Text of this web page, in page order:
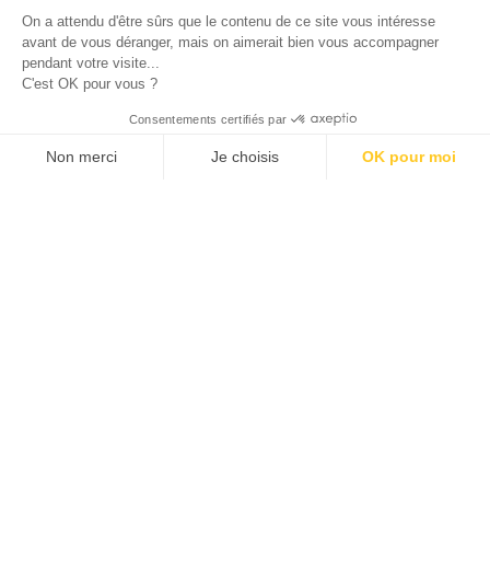
eshop@allanjoseph.com
On a attendu d'être sûrs que le contenu de ce site vous intéresse
avant de vous déranger, mais on aimerait bien vous accompagner
pendant votre visite...
C'est OK pour vous ?
Consentements certifiés par
Non merci Je choisis OK pour moi